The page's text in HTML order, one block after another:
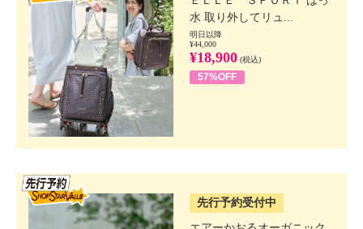
水 取り外してリュ...
明日以降
¥44,000
¥18,900 (税込)
57%OFF
先行予約受付中